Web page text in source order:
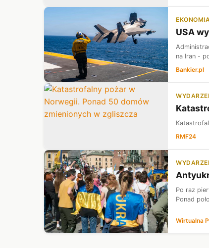
EKONOMIA
USA
na Iran -
Bankier.pl
RMF24
Po raz
Ponad
Wirtualna